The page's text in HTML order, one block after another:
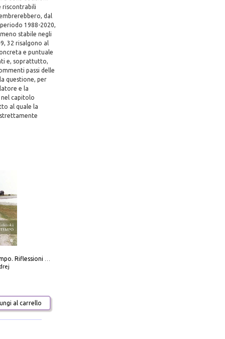
riscontrabili
dal
1988-2020,
stabile negli
32 risalgono al
e puntuale
e, soprattutto,
passi delle
questione, per
e la
capitolo
al quale la
al carrello